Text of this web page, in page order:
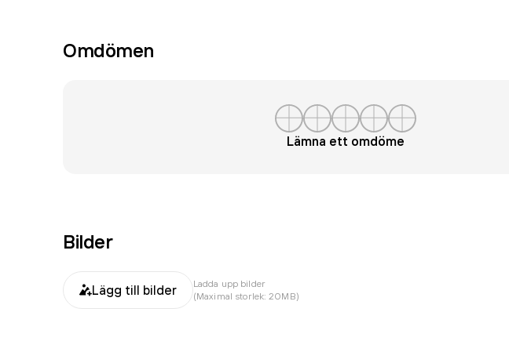
Omdömen
Lämna ett omdöme
Bilder
Lägg till bilder
Ladda upp bilder
(Maximal storlek: 20MB)